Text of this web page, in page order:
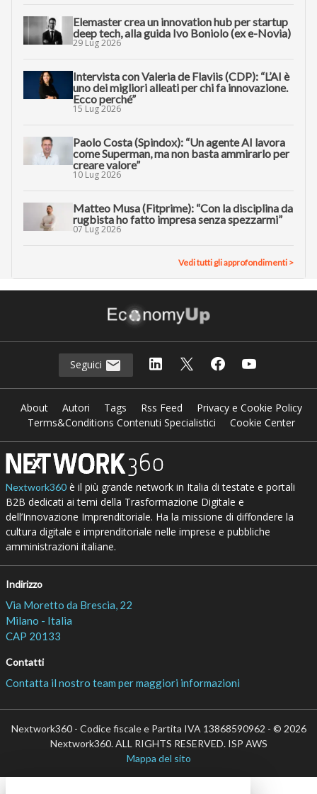
Elemaster crea un innovation hub per startup
deep tech, alla guida Ivo Boniolo (ex e-Novia)
29 Lug 2026
Intervista con Valeria de Flaviis (CDP): “L’AI è
uno dei migliori alleati per chi fa innovazione.
Ecco perché”
15 Lug 2026
Paolo Costa (Spindox): “Un agente AI lavora
come Superman, ma non basta ammirarlo per
creare valore”
10 Lug 2026
Matteo Musa (Fitprime): “Con la disciplina da
rugbista ho fatto impresa senza spezzarmi”
07 Lug 2026
Vedi tutti gli approfondimenti >
Seguici
About Autori Tags Rss Feed
Privacy e Cookie Policy
Terms&Conditions Contenuti Specialistici
Cookie Center
Nextwork360è il più grande network in Italia di testate e portali
B2B dedicati ai temi della Trasformazione Digitale e
dell’Innovazione Imprenditoriale. Ha la missione di diffondere la
cultura digitale e imprenditoriale nelle imprese e pubbliche
amministrazioni italiane.
Indirizzo
Via Moretto da Brescia, 22
Milano - Italia
CAP 20133
Contatti
Contatta il nostro team per maggiori informazioni
Nextwork360 - Codice fiscale e Partita IVA 13868590962 - © 2026
Nextwork360. ALL RIGHTS RESERVED. ISP AWS
Mappa del sito